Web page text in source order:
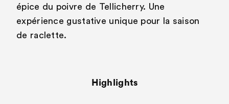
épice du poivre de Tellicherry. Une
expérience gustative unique pour la saison
de raclette.
Highlights